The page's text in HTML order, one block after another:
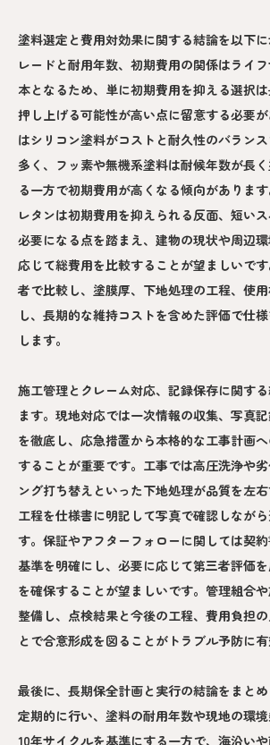
塗料選定と費用対効果に関する結論を以下
レードと耐用年数、初期費用の関係はライ
本となるため、単に初期費用を抑える選択
押し上げる可能性が高い点に留意する必要
はシリコン塗料がコストと耐久性のバラン
多く、フッ素や無機系塗料は耐候年数が長
る一方で初期費用が高くなる傾向がありま
レタンは初期費用を抑えられる反面、短い
必要になる点を踏まえ、建物の現状や周辺
応じて総費用を比較することが望ましいで
者で比較し、塗膜厚、下地処理の工程、使
し、長期的な維持コストを含めた評価で仕
します。
施工管理とクレーム対応、記録保存に関す
ます。現地対応では一次情報の収集、写真
を徹底し、応急措置から本格的な工事計画
することが重要です。工事では高圧洗浄や
ング打ち替えといった下地処理が品質を左
工程を仕様書に明記して写真で確認しなが
す。保証やアフターフォローに関しては契
基準を明確にし、必要に応じて第三者評価
を確保することが望ましいです。管理組合
整備し、点検結果と今後の工程、費用負担
とで合意形成を図ることがトラブル予防に有
最後に、長期保全計画と実行の結論をまと
定期的に行い、塗料の耐用年数や現地の環
10年サイクルを基準にする一方で、海沿い